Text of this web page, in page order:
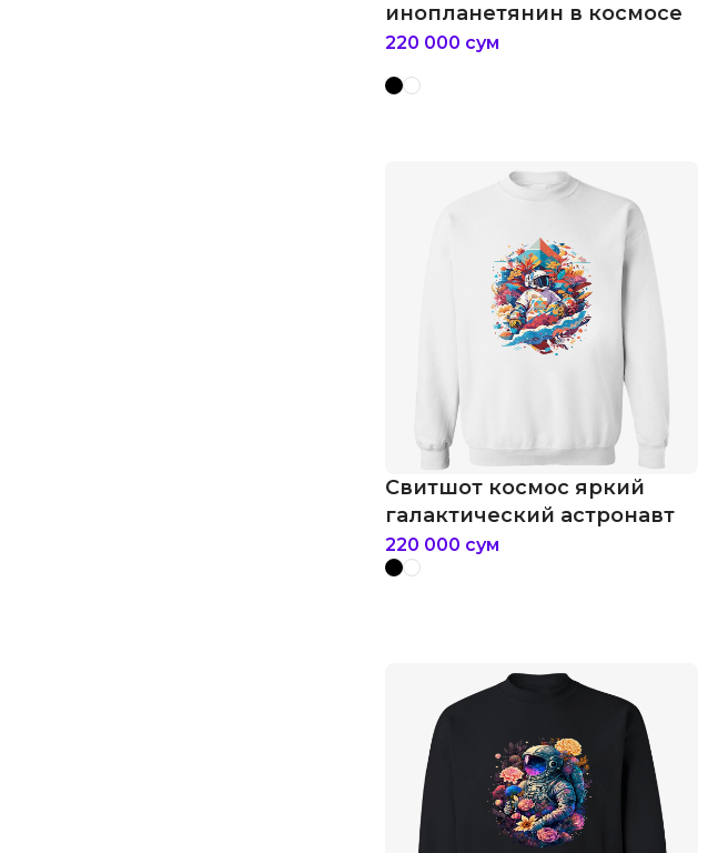
инопланетянин в космосе
220 000 сум
Свитшот космос яркий
галактический астронавт
220 000 сум